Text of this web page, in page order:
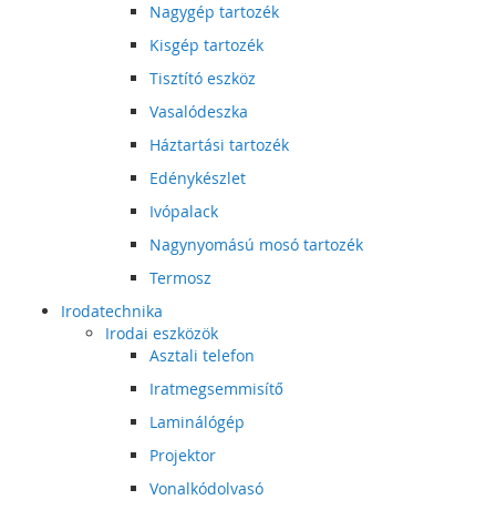
Nagygép tartozék
Kisgép tartozék
Tisztító eszköz
Vasalódeszka
Háztartási tartozék
Edénykészlet
Ivópalack
Nagynyomású mosó tartozék
Termosz
Irodatechnika
Irodai eszközök
Asztali telefon
Iratmegsemmisítő
Laminálógép
Projektor
Vonalkódolvasó